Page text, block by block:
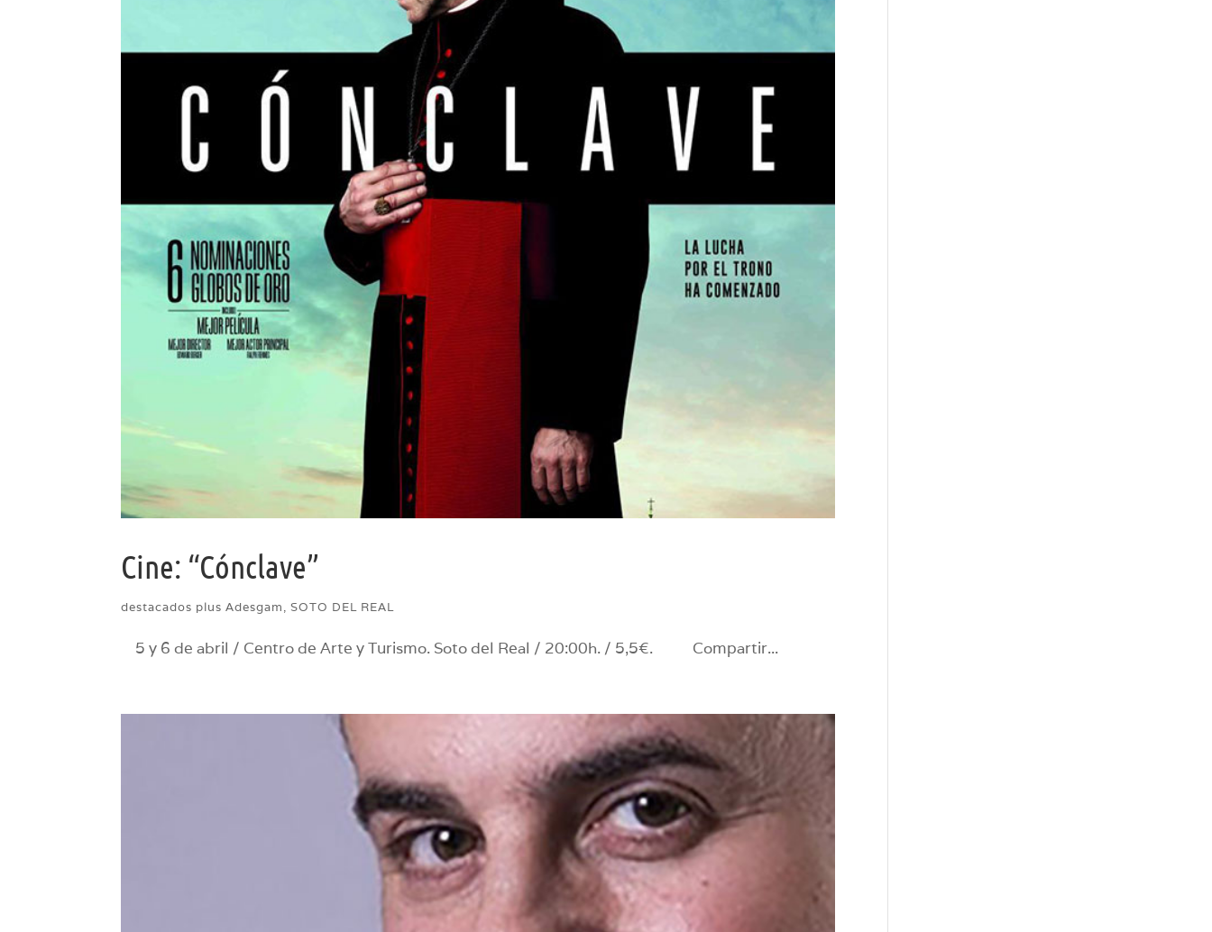
Cine: “Cónclave”
destacados plus Adesgam,SOTO DEL REAL
5 y 6 de abril / Centro de Arte y Turismo. Soto del Real / 20:00h. / 5,5€. Compartir...